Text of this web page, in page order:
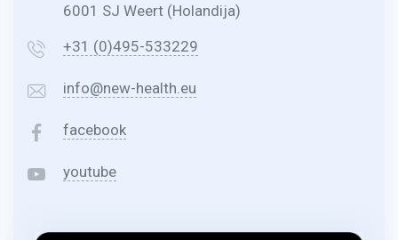
6001 SJ Weert (Holandija)
+31 (0)495-533229
info@new-health.eu
facebook
youtube